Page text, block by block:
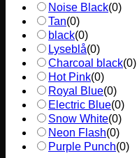
Noise Black(0)
Tan(0)
black(0)
Lyseblå(0)
Charcoal black(0)
Hot Pink(0)
Royal Blue(0)
Electric Blue(0)
Snow White(0)
Neon Flash(0)
Purple Punch(0)